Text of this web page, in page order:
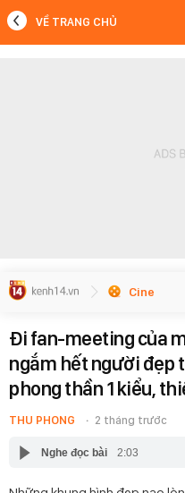
VỀ TRANG CHỦ
Cine
Đi fan-meeting của
ngắm hết người đẹp
phong thần 1 kiểu,
THU PHONG 2 tháng trước
Nghe đọc bài 2:03